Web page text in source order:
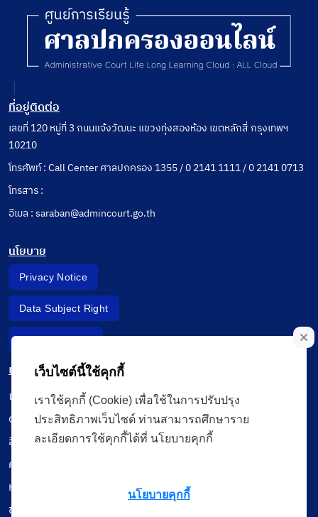
ที่อยู่ติดต่อ
เลขที่ 120 หมู่ที่ 3 ถนนแจ้งวัฒนะ แขวงทุ่งสองห้อง เขตหลักสี่ กรุงเทพฯ
10210
โทรศัพท์ : Call Center ศาลปกครอง 1355 / 0 2141 1111 / 0 2141 0713
โทรสาร :
อีเมล : saraban@admincourt.go.th
นโยบาย
Privacy Notice
Data Subject Right
Incident Report
เมนู
เรียนออนไลน์
ดูถ่ายทอดสด
สื่อการเรียนรู้
ค้นรายการหนังสือ
หนังสืออิเล็กทรอนิกส์
ข้อมูลผู้ใช้งาน
เว็บไซต์นี้ใช้คุกกี้
เราใช้คุกกี้ (Cookie) เพื่อใช้ในการปรับปรุง
ประสิทธิภาพเว็บไซต์ ท่านสามารถศึกษาราย
ละเอียดการใช้คุกกี้ได้ที่ นโยบายคุกกี้
นโยบายคุกกี้